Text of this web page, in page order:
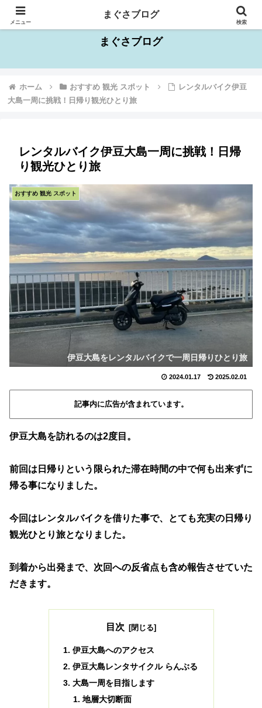
千葉県を中心としたお出かけスポット情報
まぐさブログ
ホーム おすすめ 観光 スポット
レンタルバイク伊豆
大島一周に挑戦！日帰り観光ひとり旅
レンタルバイク伊豆大島一周に挑戦！日帰
り観光ひとり旅
おすすめ 観光 スポット
伊豆大島をレンタルバイクで一周日帰りひとり旅
2024.01.17 2025.02.01
記事内に広告が含まれています。
伊豆大島を訪れるのは2度目。
前回は日帰りという限られた滞在時間の中で何も出来ずに
帰る事になりました。
今回はレンタルバイクを借りた事で、とても充実の日帰り
観光ひとり旅となりました。
到着から出発まで、次回への反省点も含め報告させていた
だきます。
目次
伊豆大島へのアクセス
伊豆大島レンタサイクル らんぶる
大島一周を目指します
地層大切断面
メニュー
まぐさブログ
検索